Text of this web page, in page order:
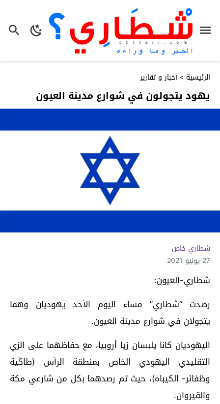
الرئيسية » أخبار و تقارير
يهود يتجولون في شوارع مدينة العيون
شطاري خاص
27 يونيو 2021
شطاري-العيون:
رصدت “شطاري” مساء اليوم الأحد يهوديان وهما
يتجولان في شوارع مدينة العيون.
اليهوديان كانا يلبسان زيا أروبيا، مع حفاظهما على الزي
التقليدي اليهودي الخاص بمنطقة الرأس (طاݣية
وظفائر- الكيباه)، حيث تم رصدهما بكل من شارعي مكة
والقيروان.